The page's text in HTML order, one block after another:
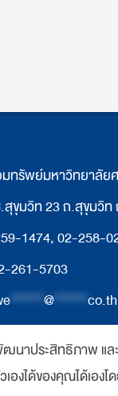
ทรัพย์มหาวิทยาลัย
สุขุมวิท 23 ถ.สุขุมวิท
1474, 02-258-
261-5703
*******@*******co.th
2018
ฒนาประสิทธิภาพ แ
องได้ของคุณได้เอง